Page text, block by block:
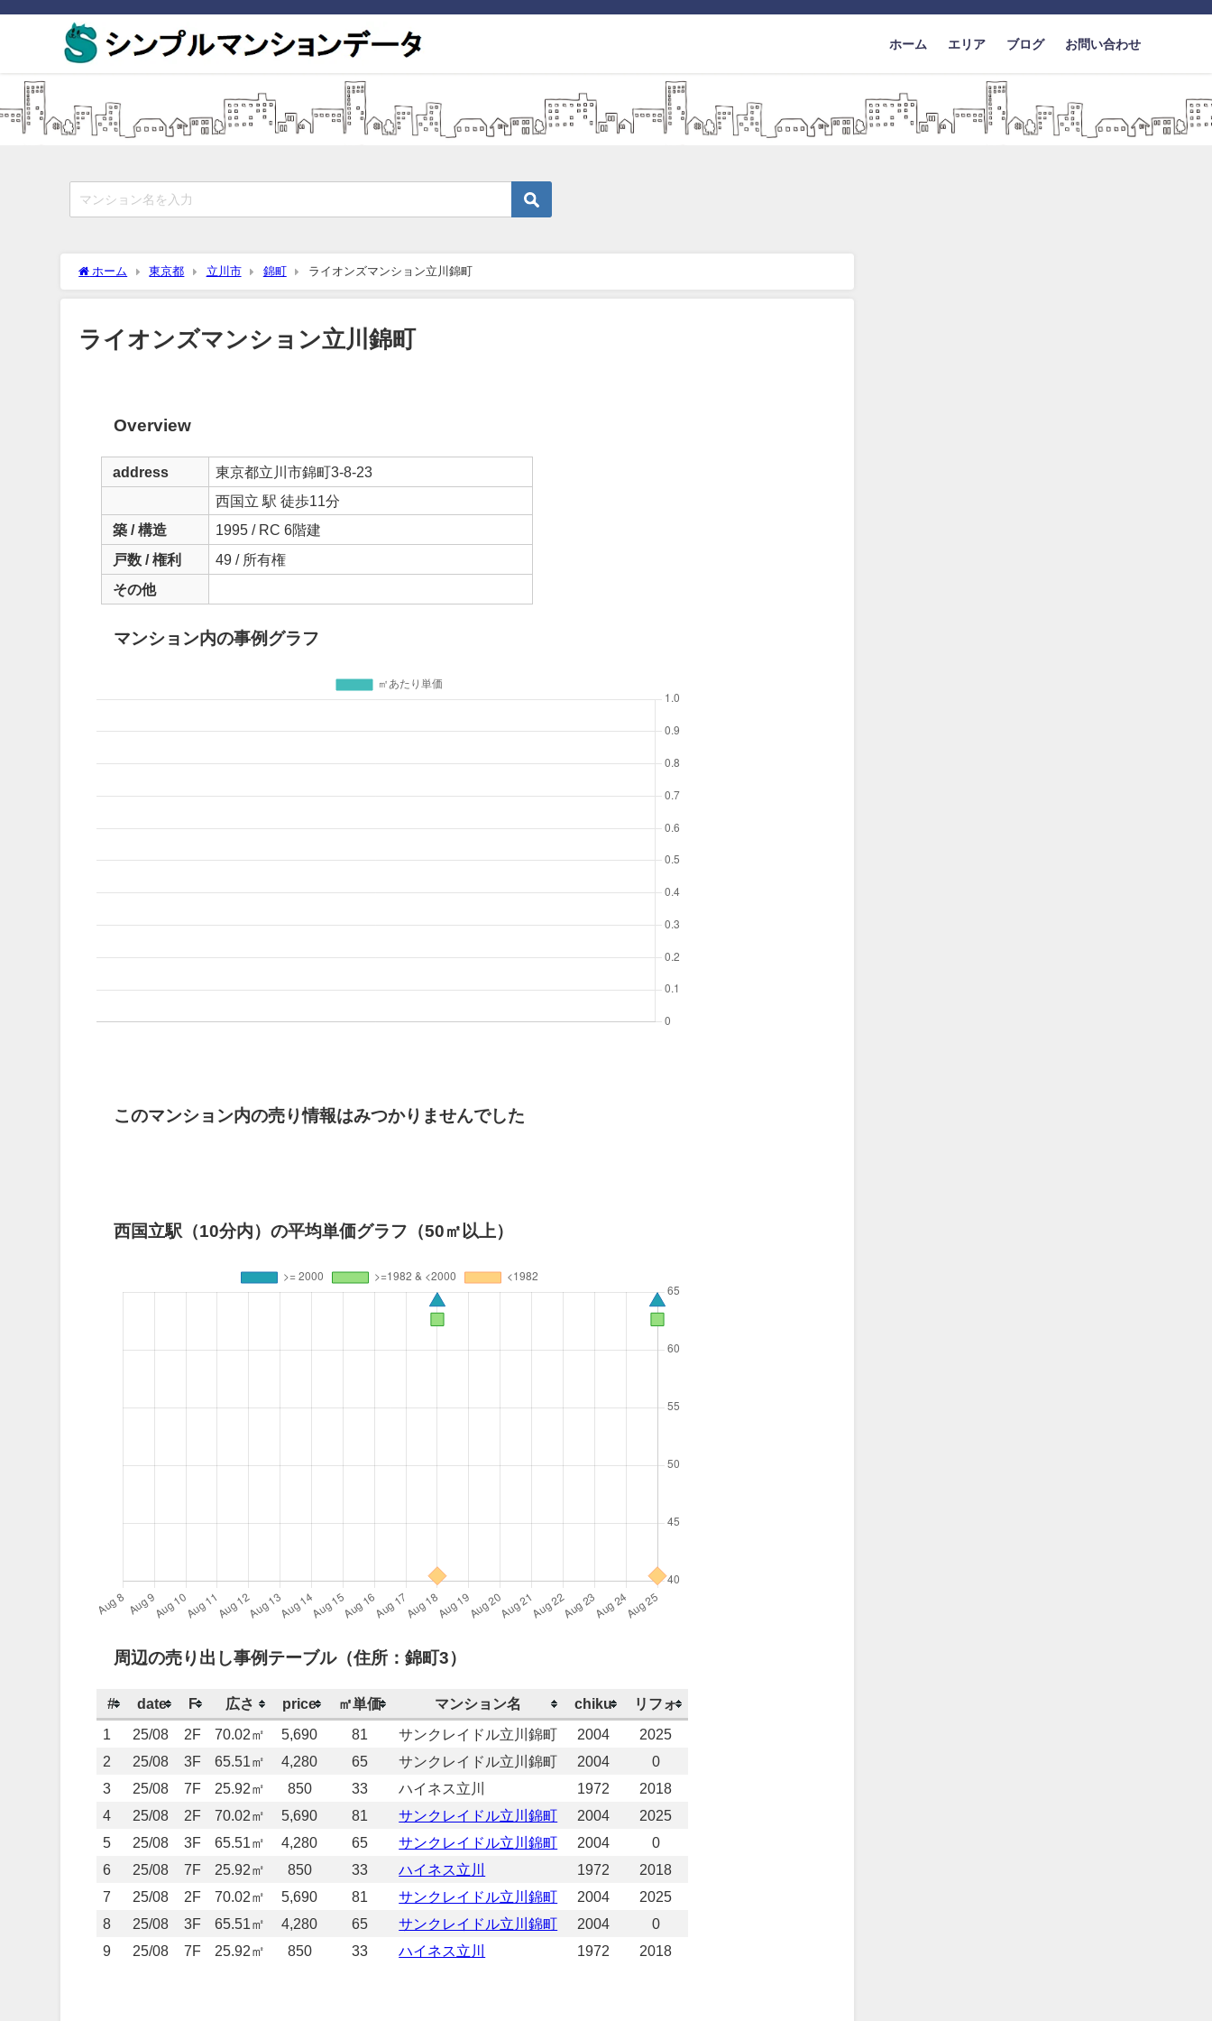
ホーム エリア ブログ お問い合わせ
ホーム 東京都 立川市 錦町 ライオンズマンション立川錦町
ライオンズマンション立川錦町
Overview
address
東京都立川市錦町3-8-23
西国立 駅 徒歩11分
築 / 構造
1995 / RC 6階建
戸数 / 権利 49 / 所有権
その他
マンション内の事例グラフ
このマンション内の売り情報はみつかりませんでした
西国立駅（10分内）の平均単価グラフ（50㎡以上）
周辺の売り出し事例テーブル（住所：錦町3）
# date F 広さ price ㎡単価 マンション名 chiku リフォ
1 25/08 2F 70.02㎡ 5,690 81 サンクレイドル立川錦町 2004
2025
2
25/08 3F 65.51㎡ 4,280 65 サンクレイドル立川錦町 2004
0
3
25/08 7F 25.92㎡ 850 33 ハイネス立川 1972
2018
4
25/08 2F 70.02㎡ 5,690 81 サンクレイドル立川錦町 2004
2025
5
25/08 3F 65.51㎡ 4,280 65 サンクレイドル立川錦町 2004
0
6
25/08 7F 25.92㎡ 850 33 ハイネス立川 1972
2018
7
25/08 2F 70.02㎡ 5,690 81 サンクレイドル立川錦町 2004
2025
8
25/08 3F 65.51㎡ 4,280 65 サンクレイドル立川錦町 2004
0
9
25/08 7F 25.92㎡ 850 33 ハイネス立川 1972 2018